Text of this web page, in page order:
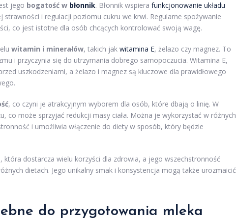
jego bogatość w błonnik. Błonnik wspiera funkcjonowanie układu
strawności i regulacji poziomu cukru we krwi. Regularne spożywanie
co jest istotne dla osób chcących kontrolować swoją wagę.
witamin i minerałów, takich jak witamina E, żelazo czy magnez. To
i przyczynia się do utrzymania dobrego samopoczucia. Witamina E,
uszkodzeniami, a żelazo i magnez są kluczowe dla prawidłowego
, co czyni je atrakcyjnym wyborem dla osób, które dbają o linię. W
co może sprzyjać redukcji masy ciała. Można je wykorzystać w różnych
i umożliwia włączenie do diety w sposób, który będzie
dostarcza wielu korzyści dla zdrowia, a jego wszechstronność
dietach. Jego unikalny smak i konsystencja mogą także urozmaicić
do przygotowania mleka